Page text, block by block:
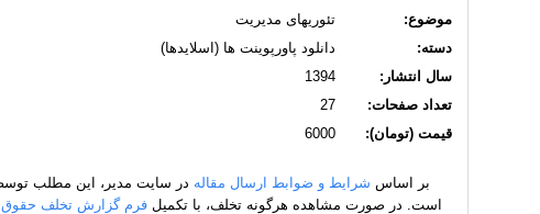
موضوع:
تئوریهای مدیریت
دسته:
دانلود پاورپوینت ها (اسلایدها)
سال انتشار:
1394
تعداد صفحات:
27
قیمت (تومان):
6000
بر اساس شرایط و ضوابط ارسال مقاله در سایت مدیر، این مطلب
است. در صورت مشاهده هرگونه تخلف، با تکمیل فرم گزارش تخلف حقوق